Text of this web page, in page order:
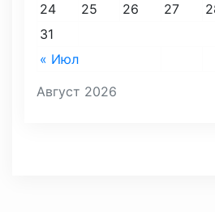
Август 2026
« Июл
24
25 26 27
31